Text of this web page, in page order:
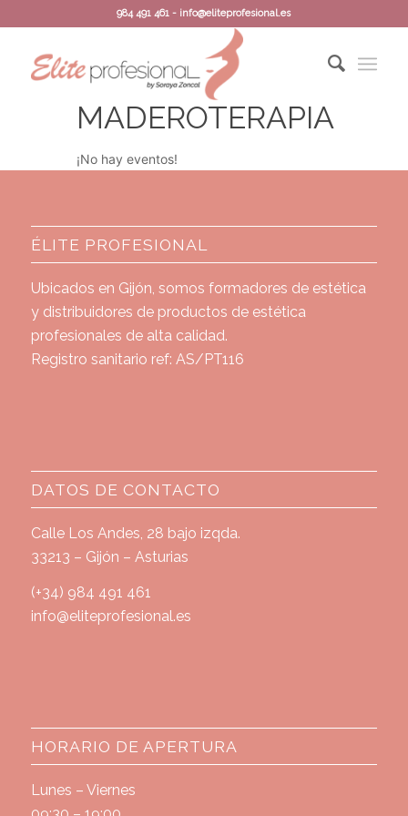
984 491 461 - info@eliteprofesional.es
MADEROTERAPIA
¡No hay eventos!
ÉLITE PROFESIONAL
Ubicados en Gijón, somos formadores de estética
y distribuidores de productos de estética
profesionales de alta calidad.
Registro sanitario ref: AS/PT116
DATOS DE CONTACTO
Calle Los Andes, 28 bajo izqda.
33213 – Gijón – Asturias
(+34) 984 491 461
info@eliteprofesional.es
HORARIO DE APERTURA
Lunes – Viernes